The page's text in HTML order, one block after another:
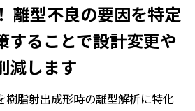
離型不良の要因を特定
することで設計変更や
減します
脂射出成形時の離型解析に特化